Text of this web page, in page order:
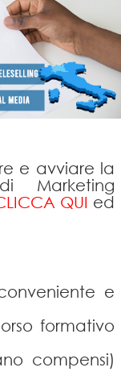
e avviare la
Marketing
QUI ed
e
formativo
compensi)